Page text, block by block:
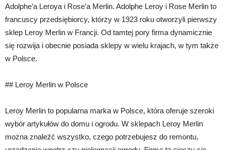
Adolphe’a Leroya i Rose’a Merlin. Adolphe Leroy i Rose Merlin to
francuscy przedsiębiorcy, którzy w 1923 roku otworzyli pierwszy
sklep Leroy Merlin w Francji. Od tamtej pory firma dynamicznie
się rozwija i obecnie posiada sklepy w wielu krajach, w tym także
w Polsce.
## Leroy Merlin w Polsce
Leroy Merlin to popularna marka w Polsce, która oferuje szeroki
wybór artykułów do domu i ogrodu. W sklepach Leroy Merlin
można znaleźć wszystko, czego potrzebujesz do remontu,